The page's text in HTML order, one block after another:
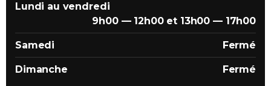
Lundi au vendredi
9h00 — 12h00 et 13h00 — 17h00
Samedi Fermé
Dimanche Fermé